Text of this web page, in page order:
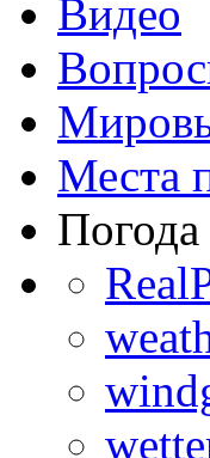
Видео
Места
Погода